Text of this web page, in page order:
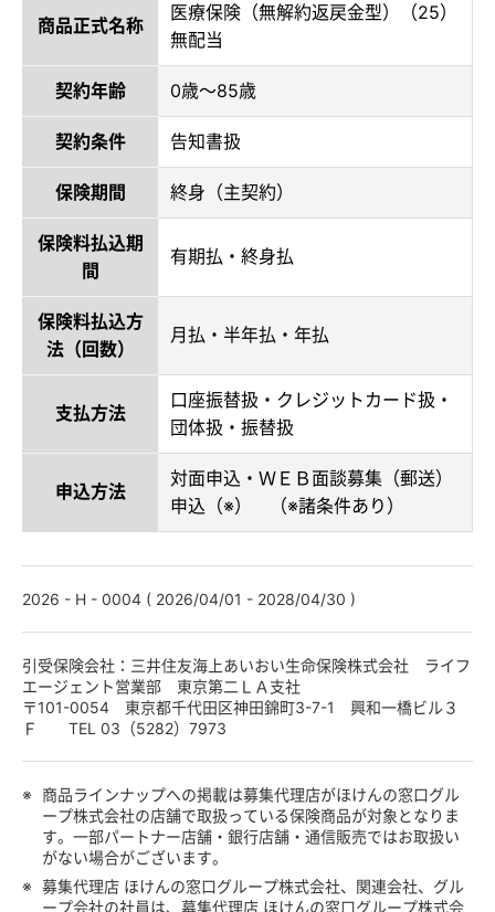
商品正式名称
医療保険（無解約返戻金型）（25）
無配当
契約年齢 0歳～85歳
契約条件 告知書扱
保険期間 終身（主契約）
保険料払込期
間
有期払・終身払
保険料払込方
法（回数）
月払・半年払・年払
支払方法
口座振替扱・クレジットカード扱・
団体扱・振替扱
申込方法
対面申込・ＷＥＢ面談募集（郵送）
申込（※） （※諸条件あり）
2026 - H - 0004 ( 2026/04/01 - 2028/04/30 )
引受保険会社：三井住友海上あいおい生命保険株式会社 ライフ
エージェント営業部 東京第二ＬＡ支社
〒101-0054 東京都千代田区神田錦町3-7-1 興和一橋ビル３
Ｆ TEL 03（5282）7973
※
商品ラインナップへの掲載は募集代理店がほけんの窓口グル
ープ株式会社の店舗で取扱っている保険商品が対象となりま
す。一部パートナー店舗・銀行店舗・通信販売ではお取扱い
がない場合がございます。
※ 募集代理店 ほけんの窓口グループ株式会社、関連会社、グル
ープ会社の社員は、募集代理店 ほけんの窓口グループ株式会